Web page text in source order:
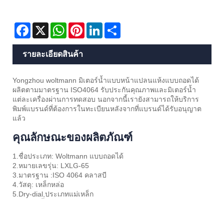
Facebook
X WhatsAppPinterestLinkedIn
รายละเอียดสินค้า
Yongzhou woltmann มิเตอร์น้ำแบบหน้าแปลนแห้งแบบถอดได้
ผลิตตามมาตรฐาน ISO4064 รับประกันคุณภาพและมิเตอร์น้ำ
แต่ละเครื่องผ่านการทดสอบ นอกจากนี้เรายังสามารถให้บริการ
พิมพ์แบรนด์ที่ต้องการในทะเบียนหลังจากที่แบรนด์ได้รับอนุญาต
แล้ว
คุณลักษณะของผลิตภัณฑ์
1.ชื่อประเภท: Woltmann แบบถอดได้
2.หมายเลขรุ่น: LXLG-65
3.มาตรฐาน :ISO 4064 คลาสบี
4.วัสดุ: เหล็กหล่อ
5.Dry-dial,ประเภทแม่เหล็ก